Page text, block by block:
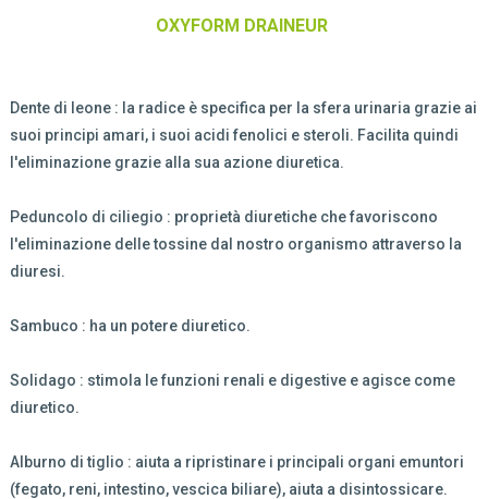
OXYFORM DRAINEUR
Dente di leone : la radice è specifica per la sfera urinaria grazie ai
suoi principi amari, i suoi acidi fenolici e steroli. Facilita quindi
l'eliminazione grazie alla sua azione diuretica.
Peduncolo di ciliegio : proprietà diuretiche che favoriscono
l'eliminazione delle tossine dal nostro organismo attraverso la
diuresi.
Sambuco : ha un potere diuretico.
Solidago : stimola le funzioni renali e digestive e agisce come
diuretico.
Alburno di tiglio : aiuta a ripristinare i principali organi emuntori
(fegato, reni, intestino, vescica biliare), aiuta a disintossicare.